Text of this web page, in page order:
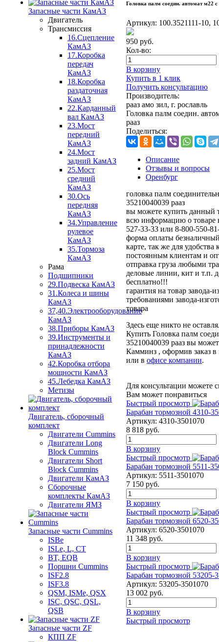
Запасные части КамАЗ
Двигатель
Трансмиссия
16.Сцепление
КамАЗ
17.Коробка
передач
КамАЗ
18.Коробка
раздаточная
КамАЗ
22.Карданный
вал КамАЗ
23.Мост
передний
КамАЗ
24.Мост
задний КамАЗ
25.Мост
средний
КамАЗ
30.Ось
передняя
КамАЗ
34.Управление
рулевое
КамАЗ
35.Тормоза
КамАЗ
Рама
Подшипники
29.Подвеска КамАЗ
31.Колеса и шины
КамАЗ
37,40.Электрооборудование
КамАЗ
38.Приборы КамАЗ
39.Инструменты и
принадлежности
КамАЗ
42.Коробка отбора
мощности КамАЗ
45.Лебедка КамАЗ
Метизы
Двигатель, сборочный
комплект
Двигатели Cummins
Двигатели Long
Bloсk Cummins
Двигатели Short
Bloсk Cummins
Двигатели КамАЗ
Сборочные
комплекты КамАЗ
Двигатели ЯМЗ
Запасные части Cummins
ISBe
ISLe, L, CT
BT, EQB
Поршни Cummins
ISF2.8
ISF3.8
QSM, ISMe, QSX
ISC, QSC, QSL,
QSB
Запасные части ZF
КПП ZF
Головка палм соедин. автомат м22
Артикул: 100.3521111-10,
950 руб.
Кол-во:
В корзину
Купить в 1 клик
Получить консультацию
Производитель:
рааз амо зил, г. рославль
Головка палм соедин.
рааз
Поделиться:
Описание
Отзывы и вопросы
Оренбург
головка палм
35210040039 рааз
вы можете купить данный
всю информацию о товаре
527-33-33 или 8-800-550-
форма оплаты
карте, так же для
постоянным клиентам и
отправка груза любыми
деловые линии, кит и т.п.
бесплатно!!!
гарантия на товар завода-
требованиями завода-
товара
Здесь еще никто не
Купить Головка палм
35210040039 рааз вы
Камминз , оформив заказ
или в офисе компании.
Для консультации можете
Вам может понравиться
Быстрый просмотр
Барабан тормозной
Артикул: 4310-3501070
8 818 руб.
В корзину
Быстрый просмотр
Барабан тормозной
Артикул: 5511-3501070
7 150 руб.
В корзину
Быстрый просмотр
Барабан тормозной
Артикул: 6520-3501070
11 348 руб.
В корзину
Быстрый просмотр
Барабан тормозной
Артикул: 53205-3501070
13 002 руб.
В корзину
Быстрый просмотр